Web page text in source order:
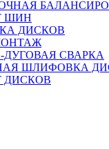
ШИН
ДИСКОВ
ДУГОВАЯ СВАРКА
ШЛИФОВКА
ДИСКОВ